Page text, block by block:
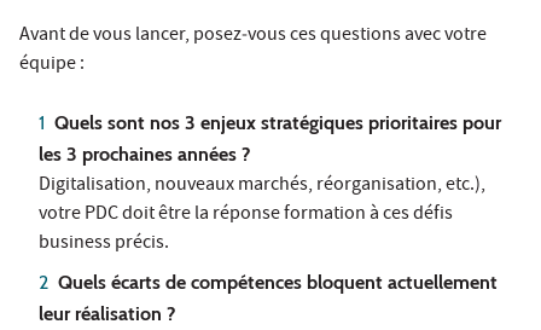
Avant de vous lancer, posez‑vous ces questions avec votre
équipe :
Quels sont nos 3 enjeux stratégiques prioritaires pour
les 3 prochaines années ?
Digitalisation, nouveaux marchés, réorganisation, etc.),
votre PDC doit être la réponse formation à ces défis
business précis.
Quels écarts de compétences bloquent actuellement
leur réalisation ?